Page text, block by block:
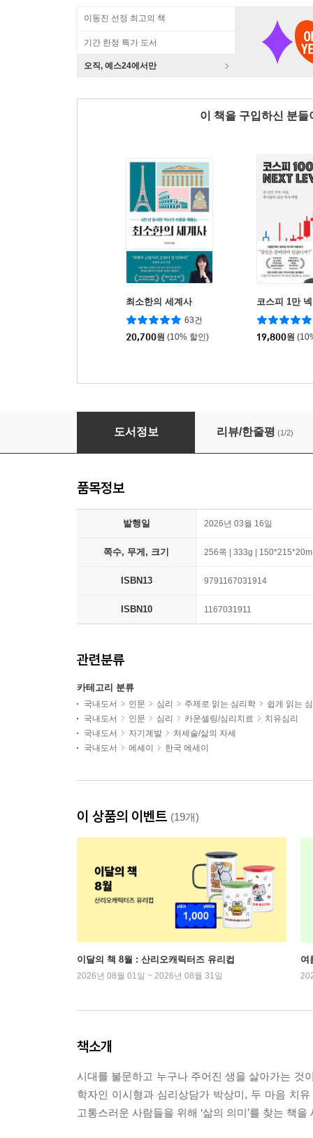
이동진 선정 최고의 책
기간 한정 특가 도서
오직, 예스24에서만
이 책을 구입하신 분
최소한의 세계사
63건
20,700원 (10% 할인)
코스피 1만
19,800원
내 삶의 의미는 무엇인가
도서정보 리뷰/한줄평 (1/2)
품목정보
발행일 2026년 03월 16일
쪽수, 무게, 크기 256쪽 | 333g |
ISBN13 9791167031914
ISBN10 1167031911
관련분류
카테고리 분류
국내도서 인문 심리 주제로 읽는 심리학
쉽게 읽는
국내도서
인문 심리 카운셀링/심리치료
치유심리
국내도서
자기계발
처세술/삶의 자세
국내도서
에세이 한국 에세이
이 상품의 이벤트 (19개)
이달의 책 8월 : 산리오캐릭터즈 유리컵
2026년 08월 01일 ~ 2026년 08월 31일
여
책소개
시대를 불문하고 누구나 주어진 생을 살아가는 것
학자인 이시형과 심리상담가 박상미, 두 마음 치
고통스러운 사람들을 위해 ‘삶의 의미’를 찾는 책